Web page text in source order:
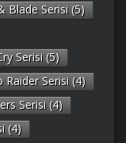
Blade Serisi (5)
Serisi (5)
Raider Serisi (4)
Serisi (4)
(4)